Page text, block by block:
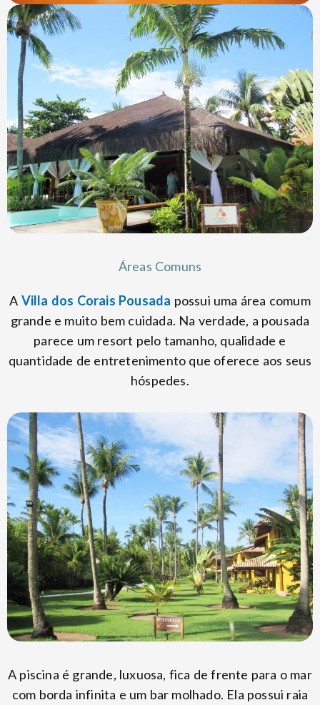
Áreas Comuns
A Villa dos Corais Pousada possui uma área comum
grande e muito bem cuidada. Na verdade, a pousada
parece um resort pelo tamanho, qualidade e
quantidade de entretenimento que oferece aos seus
hóspedes.
A piscina é grande, luxuosa, fica de frente para o mar
com borda infinita e um bar molhado. Ela possui raia